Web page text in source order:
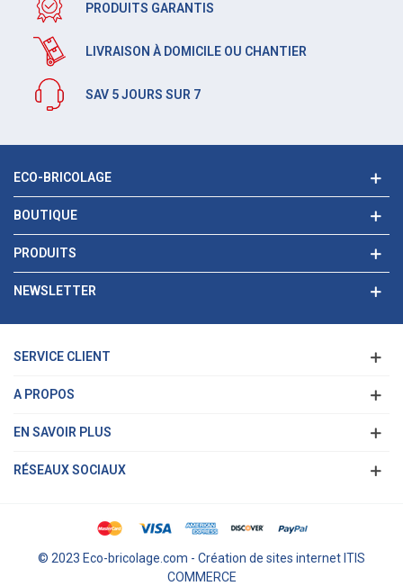
PRODUITS GARANTIS
LIVRAISON À DOMICILE OU CHANTIER
SAV 5 JOURS SUR 7
ECO-BRICOLAGE
BOUTIQUE
PRODUITS
NEWSLETTER
SERVICE CLIENT
A PROPOS
EN SAVOIR PLUS
RÉSEAUX SOCIAUX
© 2023 Eco-bricolage.com - Création de sites internet ITIS
COMMERCE